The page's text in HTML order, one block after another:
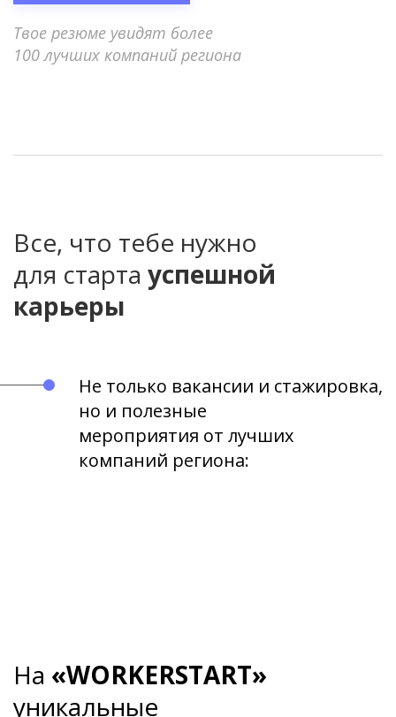
Твое резюме увидят более
100 лучших компаний региона
Все, что тебе нужно
для старта успешной
карьеры
Не только вакансии и стажировка,
но и полезные
мероприятия от лучших
компаний региона:
На «WORKERSTART»
уникальные